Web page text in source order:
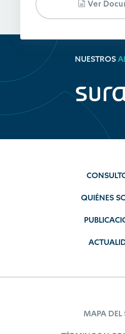
Ver
NUESTROS
QUIÉNES
MAPA DEL